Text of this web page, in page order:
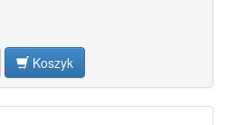
Koszyk